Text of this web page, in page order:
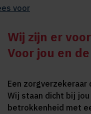
voor
Wij zijn er
Voor jou en
Een
Wij staan dicht bij
betrokkenheid met